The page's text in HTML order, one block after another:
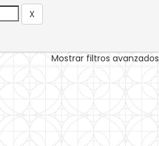
Mostrar filtros avanzados